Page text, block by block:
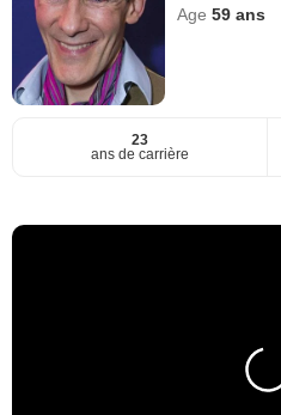
Age59 ans
23
ans de carrière